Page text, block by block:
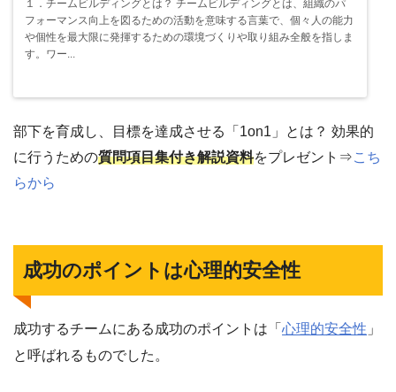
１．チームビルディングとは？ チームビルディングとは、組織のパ
フォーマンス向上を図るための活動を意味する言葉で、個々人の能力
や個性を最大限に発揮するための環境づくりや取り組み全般を指しま
す。ワー...
部下を育成し、目標を達成させる「1on1」とは？ 効果的
に行うための質問項目集付き解説資料をプレゼント⇒こち
らから
成功のポイントは心理的安全性
成功するチームにある成功のポイントは「 心理的安全性 」
と呼ばれるものでした。